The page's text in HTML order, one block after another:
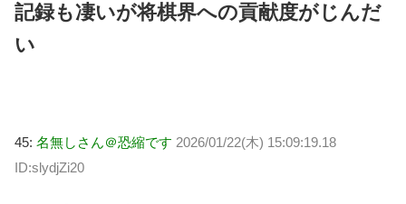
記録も凄いが将棋界への貢献度がじんだ
い
45: 名無しさん＠恐縮です 2026/01/22(木) 15:09:19.18
ID:slydjZi20